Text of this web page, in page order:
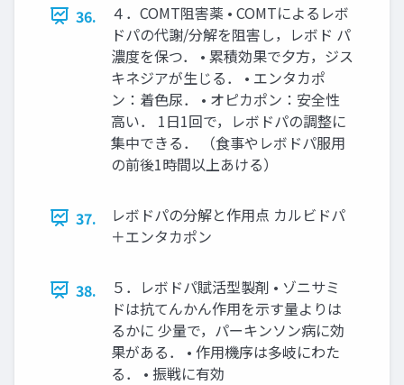
36.
４．COMT阻害薬 • COMTによるレボ
ドパの代謝/分解を阻害し，レボド パ
濃度を保つ． • 累積効果で夕方，ジス
キネジアが生じる． • エンタカポ
ン：着色尿． • オピカポン：安全性
高い． 1日1回で，レボドパの調整に
集中できる． （食事やレボドパ服用
の前後1時間以上あける）
37.
レボドパの分解と作用点 カルビドパ
＋エンタカポン
38.
５．レボドパ賦活型製剤 • ゾニサミ
ドは抗てんかん作用を示す量よりは
るかに 少量で，パーキンソン病に効
果がある． • 作用機序は多岐にわた
る． • 振戦に有効